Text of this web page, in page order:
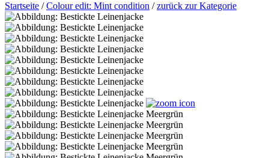
Startseite /Colour edit: Mint condition /zurück zur Kategorie